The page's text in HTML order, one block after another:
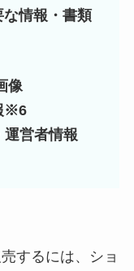
情報・書類
像
※6
営者情報
するには、ショ